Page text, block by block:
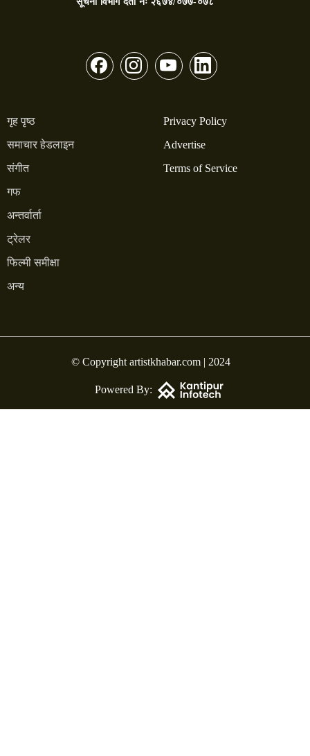
गृह पृष्ठ
समाचार हेडलाइन
संगीत
गफ
अन्तर्वार्ता
ट्रेलर
फिल्मी समीक्षा
अन्य
Privacy Policy
Advertise
Terms of Service
© Copyright artistkhabar.com | 2024
Powered By: